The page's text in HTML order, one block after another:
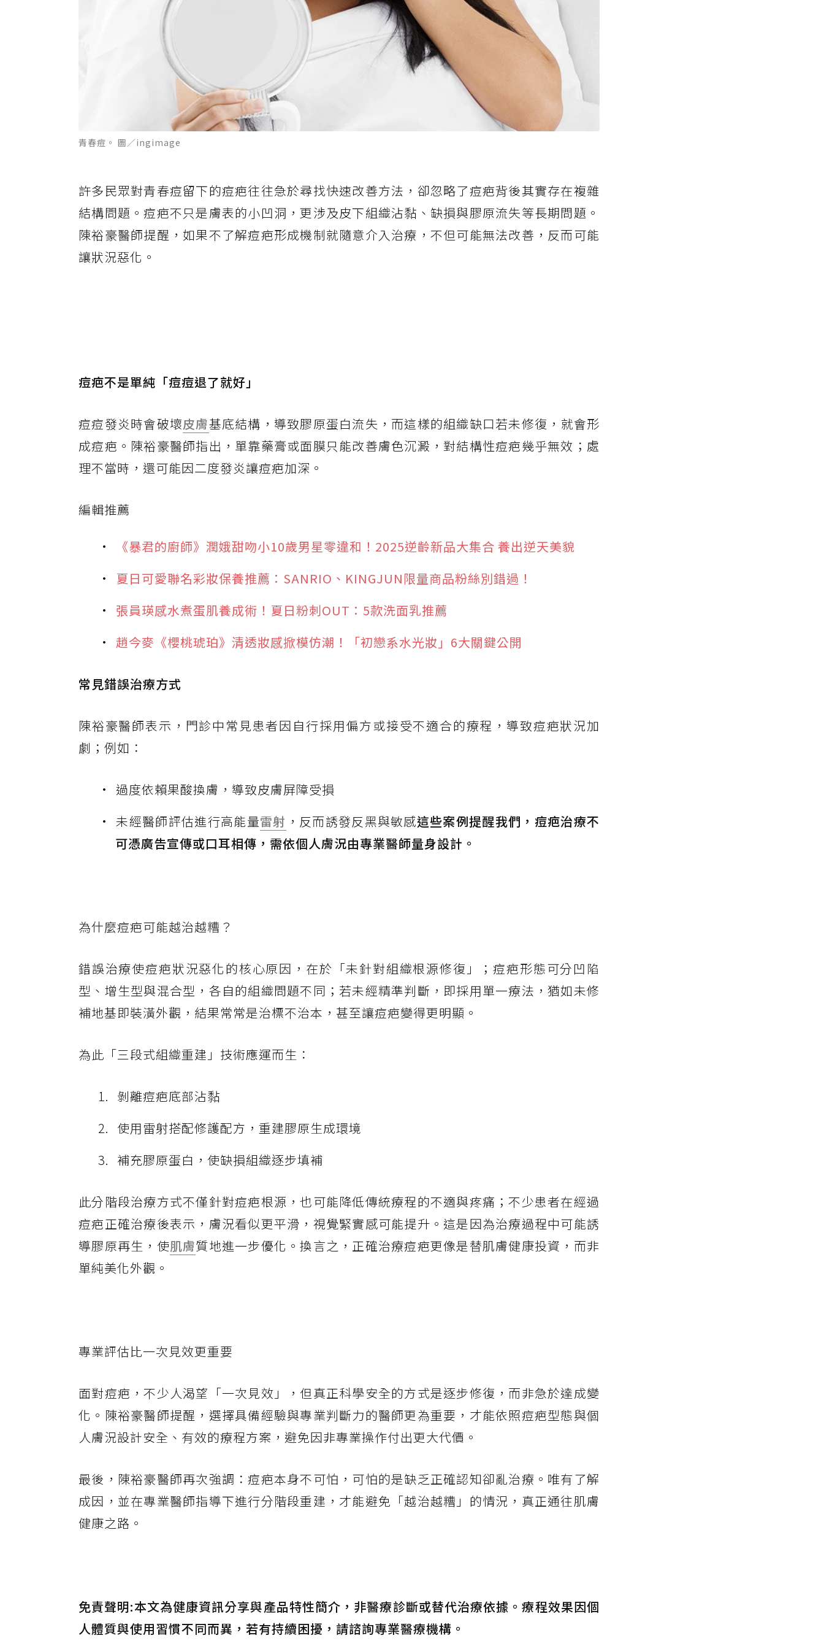
青春痘。 圖／ingimage
許多民眾對青春痘留下的痘疤往往急於尋找快速改善方法，卻忽略了痘疤背後其實存在複雜
結構問題。痘疤不只是膚表的小凹洞，更涉及皮下組織沾黏、缺損與膠原流失等長期問題。
陳裕豪醫師提醒，如果不了解痘疤形成機制就隨意介入治療，不但可能無法改善，反而可能
讓狀況惡化。
痘疤不是單純「痘痘退了就好」
痘痘發炎時會破壞皮膚基底結構，導致膠原蛋白流失，而這樣的組織缺口若未修復，就會形
成痘疤。陳裕豪醫師指出，單靠藥膏或面膜只能改善膚色沉澱，對結構性痘疤幾乎無效；處
理不當時，還可能因二度發炎讓痘疤加深。
編輯推薦
《暴君的廚師》潤娥甜吻小10歲男星零違和！2025逆齡新品大集合 養出逆天美貌
夏日可愛聯名彩妝保養推薦：SANRIO、KINGJUN限量商品粉絲別錯過！
張員瑛感水煮蛋肌養成術！夏日粉刺OUT：5款洗面乳推薦
趙今麥《櫻桃琥珀》清透妝感掀模仿潮！「初戀系水光妝」6大關鍵公開
常見錯誤治療方式
陳裕豪醫師表示，門診中常見患者因自行採用偏方或接受不適合的療程，導致痘疤狀況加
劇；例如：
過度依賴果酸換膚，導致皮膚屏障受損
未經醫師評估進行高能量雷射 ，反而誘發反黑與敏感這些案例提醒我們，痘疤治療不
可憑廣告宣傳或口耳相傳，需依個人膚況由專業醫師量身設計。
為什麼痘疤可能越治越糟？
錯誤治療使痘疤狀況惡化的核心原因，在於「未針對組織根源修復」；痘疤形態可分凹陷
型、增生型與混合型，各自的組織問題不同；若未經精準判斷，即採用單一療法，猶如未修
補地基即裝潢外觀，結果常常是治標不治本，甚至讓痘疤變得更明顯。
為此「三段式組織重建」技術應運而生：
剝離痘疤底部沾黏
使用雷射搭配修護配方，重建膠原生成環境
補充膠原蛋白，使缺損組織逐步填補
此分階段治療方式不僅針對痘疤根源，也可能降低傳統療程的不適與疼痛；不少患者在經過
痘疤正確治療後表示，膚況看似更平滑，視覺緊實感可能提升。這是因為治療過程中可能誘
導膠原再生，使肌膚質地進一步優化。換言之，正確治療痘疤更像是替肌膚健康投資，而非
單純美化外觀。
專業評估比一次見效更重要
面對痘疤，不少人渴望「一次見效」，但真正科學安全的方式是逐步修復，而非急於達成變
化。陳裕豪醫師提醒，選擇具備經驗與專業判斷力的醫師更為重要，才能依照痘疤型態與個
人膚況設計安全、有效的療程方案，避免因非專業操作付出更大代價。
最後，陳裕豪醫師再次強調：痘疤本身不可怕，可怕的是缺乏正確認知卻亂治療。唯有了解
成因，並在專業醫師指導下進行分階段重建，才能避免「越治越糟」的情況，真正通往肌膚
健康之路。
免責聲明:本文為健康資訊分享與產品特性簡介，非醫療診斷或替代治療依據。療程效果因個
人體質與使用習慣不同而異，若有持續困擾，請諮詢專業醫療機構。